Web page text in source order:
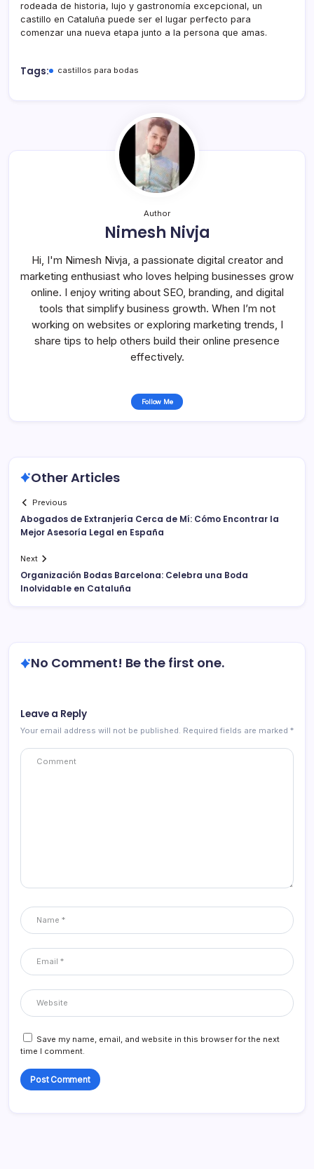
rodeada de historia, lujo y gastronomía excepcional, un
castillo en Cataluña puede ser el lugar perfecto para
comenzar una nueva etapa junto a la persona que amas.
Tags: castillos para bodas
Author
Nimesh Nivja
Hi, I'm Nimesh Nivja, a passionate digital creator and
marketing enthusiast who loves helping businesses grow
online. I enjoy writing about SEO, branding, and digital
tools that simplify business growth. When I’m not
working on websites or exploring marketing trends, I
share tips to help others build their online presence
effectively.
Follow Me
Other Articles
Previous
Abogados de Extranjería Cerca de Mí: Cómo Encontrar la
Mejor Asesoría Legal en España
Next
Organización Bodas Barcelona: Celebra una Boda
Inolvidable en Cataluña
No Comment! Be the first one.
Leave a Reply
Your email address will not be published. Required fields are marked *
Save my name, email, and website in this browser for the next
time I comment.